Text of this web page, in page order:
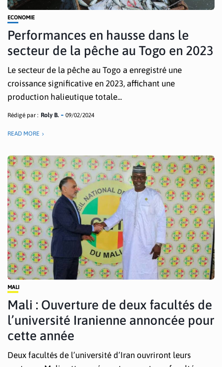
ECONOMIE
Performances en hausse dans le
secteur de la pêche au Togo en 2023
Le secteur de la pêche au Togo a enregistré une
croissance significative en 2023, affichant une
production halieutique totale...
Rédigé par : Roly B. 09/02/2024
READ MORE
MALI
Mali : Ouverture de deux facultés de
l’université Iranienne annoncée pour
cette année
Deux facultés de l’université d’Iran ouvriront leurs